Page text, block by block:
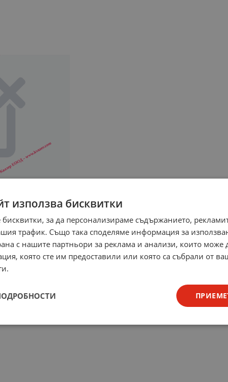
използва бисквитки
за да персонализираме съдържанието,
трафик. Също така споделяме информация за
с нашите партньори за реклама и анализи, които може
която сте им предоставили или която са събрали от